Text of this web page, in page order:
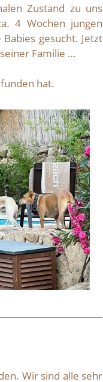
Zustand zu uns
4 Wochen jungen
gesucht. Jetzt
Familie …
hat.
Wir sind alle sehr